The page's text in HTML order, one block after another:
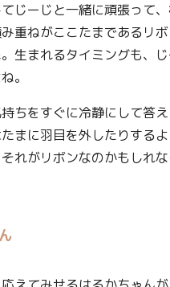
じーじと一緒に頑張って
重ねがここたまであるリ
生まれるタイミングも、
。
ちをすぐに冷静にして答
まに羽目を外したりする
れがリボンなのかもしれ